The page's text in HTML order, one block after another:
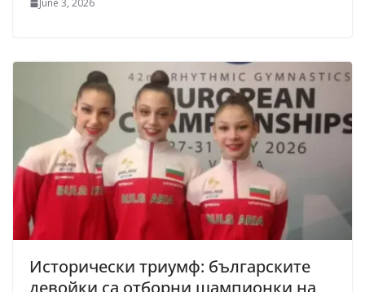
June 3, 2026
Исторически триумф: българските
девойки са отборни шампионки на